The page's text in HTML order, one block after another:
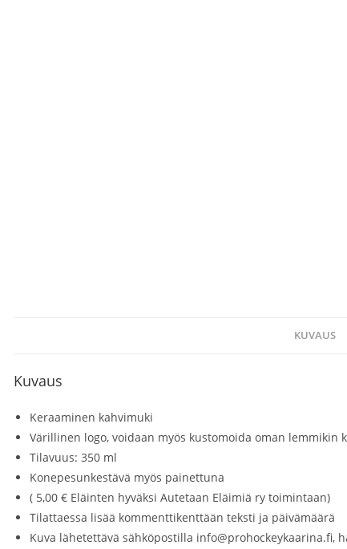
KUVAUS
Kuvaus
Keraaminen kahvimuki
Värillinen logo, voidaan myös kustomoida oman lemmikin
Tilavuus: 350 ml
Konepesunkestävä myös painettuna
( 5,00 € Eläinten hyväksi Autetaan Eläimiä ry toimintaan)
Tilattaessa lisää kommenttikenttään teksti ja päivämäärä
Kuva lähetettävä sähköpostilla info@prohockeykaarina.fi,